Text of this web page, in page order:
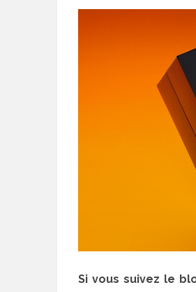
Si vous suivez le